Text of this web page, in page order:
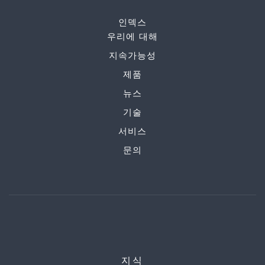
인덱스
우리에 대해
지속가능성
제품
뉴스
기술
서비스
문의
지식